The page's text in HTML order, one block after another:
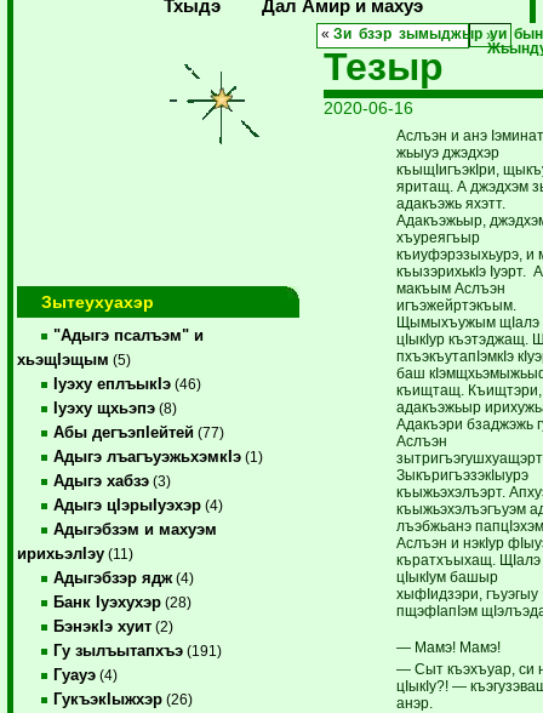
Тхыдэ
Дал Амир и махуэ
Зытеухуахэр
"Адыгэ псалъэм" и
хьэщIэщым (5)
Iуэху еплъыкIэ (46)
Iуэху щхьэпэ (8)
Абы дегъэпIейтей (77)
Адыгэ лъагъуэжьхэмкIэ (1)
Адыгэ хабзэ (3)
Адыгэ цIэрыIуэхэр (4)
Адыгэбзэм и махуэм
ирихьэлIэу (11)
Адыгэбзэр ядж (4)
Банк Iуэхухэр (28)
БэнэкIэ хуит (2)
Гу зылъытапхъэ (191)
Гуауэ (4)
ГукъэкIыжхэр (26)
«Зи бзэр зымыджыр уи
Тезыр
2020-06-16
Аслъэн и анэ
жьыуэ джэдхэр
къыщIигъэкIри,
яритащ. А джэдхэм
адакъэжь яхэтт.
Адакъэжьыр,
хъуреягъыр
къиуфэрэзыхьурэ, и
къызэрихькIэ Iуэрт.
макъым Аслъэн
игъэжейртэкъым.
Щымыхъужым щIалэ
цIыкIур къэтэджащ.
пхъэкъутапIэмкIэ
баш
къищтащ. Къищтэри,
адакъэжьыр
Адакъэри бзаджэжь
Аслъэн
ЗыкъригъэзэкIыурэ
къыжьэхэлъэрт.
къыжьэхэлъэгъуэм
лъэбжьанэ
Аслъэн и нэкIур
къратхъыхащ. ЩIалэ
цIыкIум башыр
хыфIидзэри, гъуэгыу
пщэфIапIэм
— Мамэ! Мамэ!
— Сыт къэхъуар, си
цIыкIу?! —
анэр.